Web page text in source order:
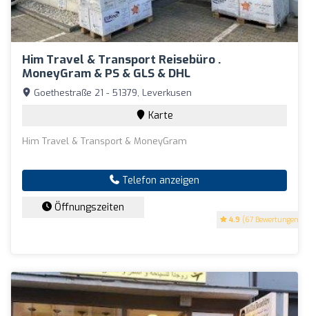
Him Travel & Transport Reisebüro .
MoneyGram & PS & GLS & DHL
4.9 (67 Bewertungen)
Goethestraße 21 - 51379, Leverkusen
Karte
Him Travel & Transport & MoneyGram
Telefon anzeigen
Öffnungszeiten